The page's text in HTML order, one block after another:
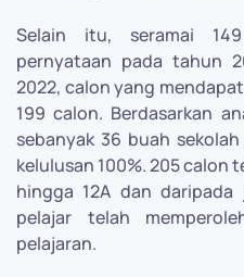
Selain itu, seramai
pernyataan pada tahun
2022, calon yang
199 calon. Berdasarkan
sebanyak 36 buah
kelulusan 100%. 205 calon
hingga 12A dan
pelajar telah
pelajaran.